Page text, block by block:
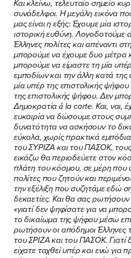
Και κλείνω, τελευταίο σημείο
συνάδελφοι. Η μεγάλη εικόνα
μας είναι η εξής: Έχουμε μία
ιστορική ευθύνη. Λογοδοτούμε
Έλληνες πολίτες και απέναντι
μπορούμε να έχουμε δυο μέτρα
μπορούμε να είμαστε τη μία
εμποδίων και την άλλη κατά
μία υπέρ της επιστολικής
της επιστολικής ψήφου. Δεν
Δημοκρατία á la carte. Και, ναι,
ευκαιρία να δώσουμε στους
δυνατότητα να ασκήσουν το
εύκολα, χωρίς πρακτικά
του ΣΥΡΙΖΑ και του ΠΑΣΟΚ,
εικάζω θα περιοδεύετε στον
πλάτη του κόσμου, σε μέρη που
πολίτες που ζητούν και
την εξέλιξη που συζητάμε εδώ
δεκαετίες. Και θα σας
«γιατί δεν ψηφίσατε για να
το δικαίωμα της ψήφου μέσω
ρωτήσουν οι απόδημοι
του ΣΡΙΖΑ και του ΠΑΣΟΚ. Γιατί
είχατε ταχθεί υπέρ και ενώ